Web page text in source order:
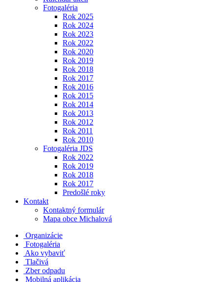
Fotogaléria
Rok 2025
Rok 2024
Rok 2023
Rok 2022
Rok 2020
Rok 2019
Rok 2018
Rok 2017
Rok 2016
Rok 2015
Rok 2014
Rok 2013
Rok 2012
Rok 2011
Rok 2010
Fotogaléria JDS
Rok 2022
Rok 2019
Rok 2018
Rok 2017
Predošlé roky
Kontakt
Kontaktný formulár
Mapa obce Michalová
Organizácie
Fotogaléria
Ako vybaviť
Tlačivá
Zber odpadu
Mobilná aplikácia